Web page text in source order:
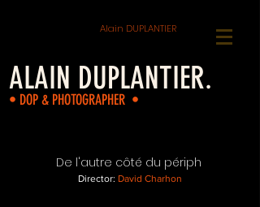
Alain DUPLANTIER
ALAIN DUPLANTIER.
• DOP & PHOTOGRAPHER •
De l'autre côté du périph
Director: David Charhon